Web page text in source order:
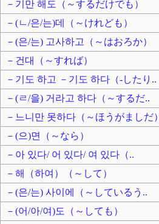
－기만 해도（～するだけでも）
－(ㄴ/은/는)데（～けれども）
－(은/는) 고사하고（～はおろか）
－건대（～すれば）
－기도 하고 －기도 하다（-したり..
－(ㄹ/을) 거라고 하다（～するだ..
－느니만 못하다（～ほうがましだ）
－(으)면（～なら）
－아 있다/ 어 있다/ 여 있다（..
－해（하여）（～して）
－(은/는) 사이에（～しているう..
－(어/아/여)도（～しても）